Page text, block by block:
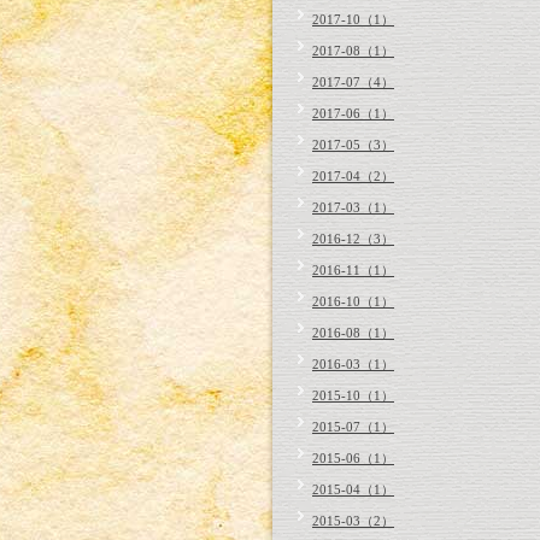
2017-10（1）
2017-08（1）
2017-07（4）
2017-06（1）
2017-05（3）
2017-04（2）
2017-03（1）
2016-12（3）
2016-11（1）
2016-10（1）
2016-08（1）
2016-03（1）
2015-10（1）
2015-07（1）
2015-06（1）
2015-04（1）
2015-03（2）